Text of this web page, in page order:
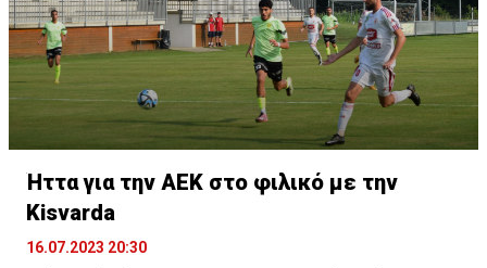
Ήττα για την ΑΕΚ στο φιλικό με την
Kisvarda
16.07.2023 20:30